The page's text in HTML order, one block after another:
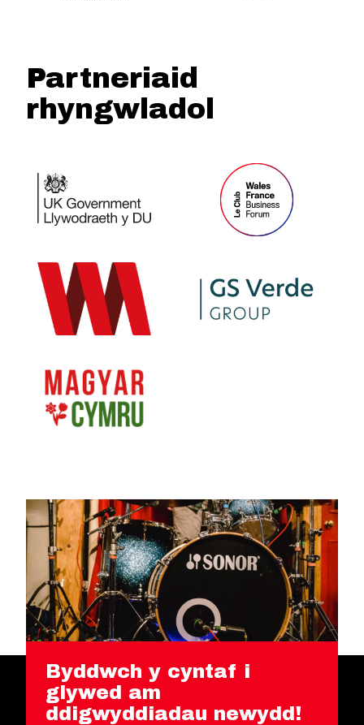
Partneriaid
rhyngwladol
Byddwch y cyntaf i
glywed am
ddigwyddiadau newydd!